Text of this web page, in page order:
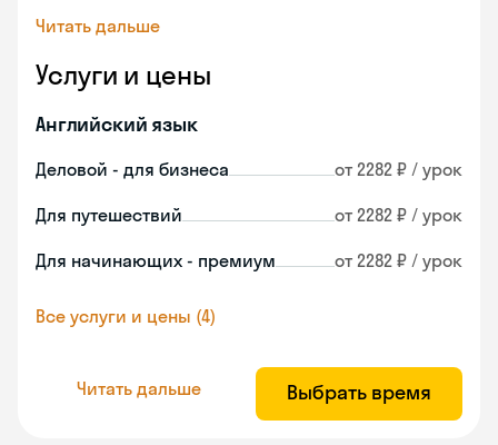
Читать дальше
Услуги и цены
Английский язык
Деловой - для бизнеса от 2282 ₽ / урок
Для путешествий от 2282 ₽ / урок
Для начинающих - премиум от 2282 ₽ / урок
Все услуги и цены (4)
Читать дальше Выбрать время